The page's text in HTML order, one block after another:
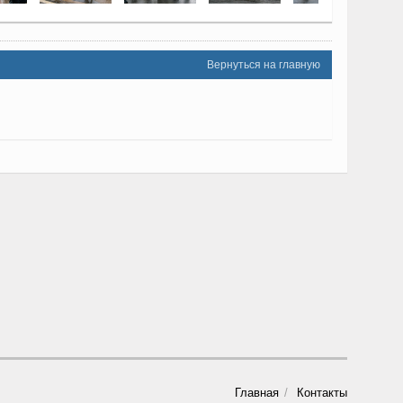
Вернуться на главную
Главная Контакты